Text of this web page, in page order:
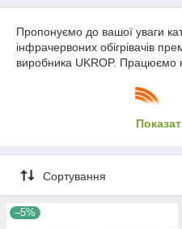
Пропонуємо до вашої уваги
інфрачервоних обігрівачів
виробника UKROP. Працюємо
Сортування
–5%